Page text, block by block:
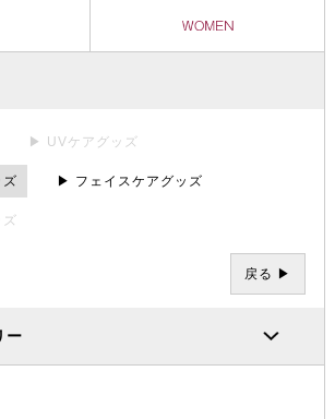
▶ UVケアグッズ
▶ フェイスケアグッズ
戻る ▶
ー